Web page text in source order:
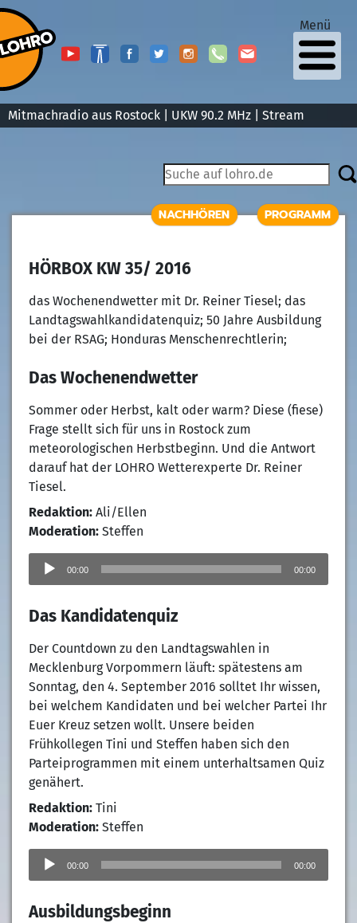
Mitmachradio aus Rostock | UKW 90.2 MHz | Stream
Menü
NACHHÖREN PROGRAMM
HÖRBOX KW 35/ 2016
das Wochenendwetter mit Dr. Reiner Tiesel; das
Landtagswahlkandidatenquiz; 50 Jahre Ausbildung
bei der RSAG; Honduras Menschenrechtlerin;
Das Wochenendwetter
Sommer oder Herbst, kalt oder warm? Diese (fiese)
Frage stellt sich für uns in Rostock zum
meteorologischen Herbstbeginn. Und die Antwort
darauf hat der LOHRO Wetterexperte Dr. Reiner
Tiesel.
Redaktion:Ali/Ellen
Moderation:Steffen
Audio-
Player
00:00 00:00
Das Kandidatenquiz
Der Countdown zu den Landtagswahlen in
Mecklenburg Vorpommern läuft: spätestens am
Sonntag, den 4. September 2016 solltet Ihr wissen,
bei welchem Kandidaten und bei welcher Partei Ihr
Euer Kreuz setzen wollt. Unsere beiden
Frühkollegen Tini und Steffen haben sich den
Parteiprogrammen mit einem unterhaltsamen Quiz
genähert.
Redaktion:Tini
Moderation:Steffen
Audio-
Player
00:00 00:00
Ausbildungsbeginn